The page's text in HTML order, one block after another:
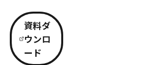
資料ダ
ウンロ
ード